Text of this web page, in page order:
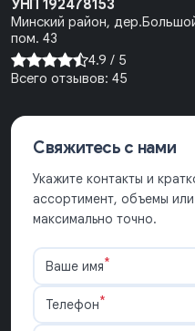
УНП 192478153
Минский район,
пом. 43
4.9 / 5
Всего отзывов: 45
Свяжитесь с нами
Укажите контакты и
ассортимент, объемы
максимально точно.
Ваше имя*
Телефон*